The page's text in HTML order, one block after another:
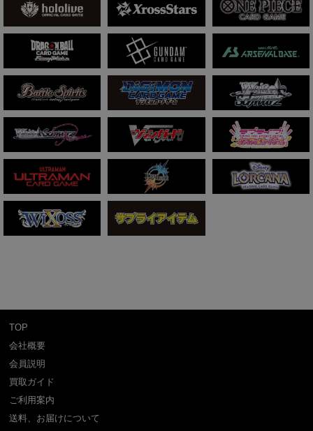
TOP
会社概要
会員説明
買取ガイド
ご利用案内
送料、お届けについて